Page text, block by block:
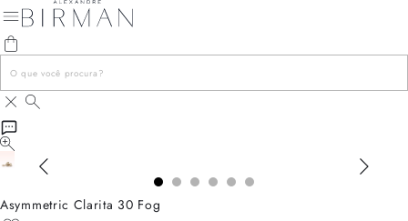
Asymmetric Clarita 30 Fog